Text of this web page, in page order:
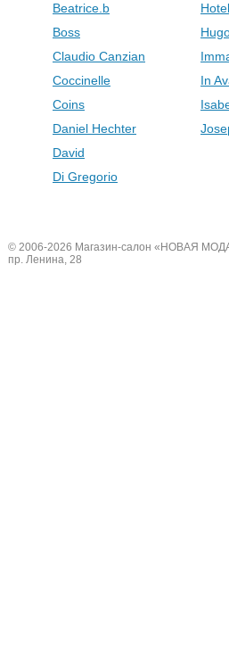
Beatrice.b
Boss
Claudio Canzian
Coccinelle
Coins
Daniel Hechter
David
Di Gregorio
In
© 2006-2026 Магазин-салон «НОВАЯ
пр. Ленина, 28